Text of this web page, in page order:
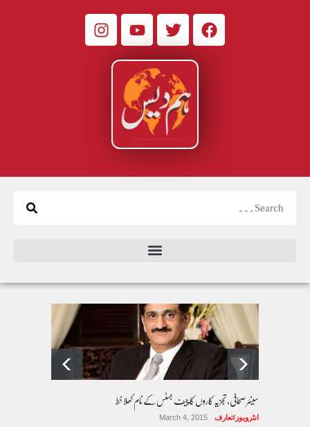
سینئر صحافی، تجزیہ کاروں کا چیف جسٹس کے نام کھلا خط
انٹرویوز/تعارف March 4, 2015